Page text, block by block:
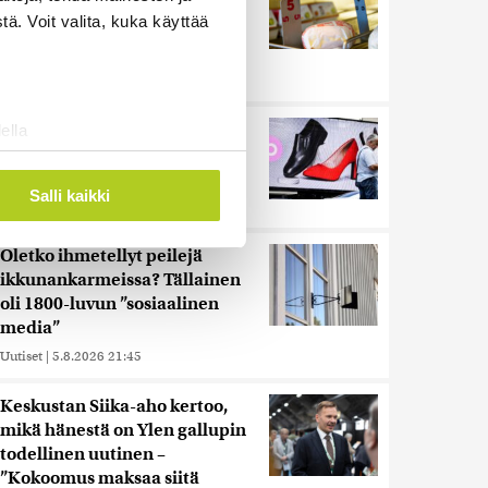
Voit valita, kuka käyttää
. Voit muuttaa
tukemiseen
alan
tietoja muihin tietoihin, joita
siirtää ulkomaille.
Salli kaikki
verisuonitauteihin, sanoo
Reuters: Ukraina on tuhonnut
yli miljoona neliömetriä
Uutiset | 7.8.2026 21:55
Oletko ihmetellyt peilejä
ikkunankarmeissa? Tällainen
oli 1800-luvun ”sosiaalinen
media”
Uutiset | 5.8.2026 21:45
Keskustan Siika-aho kertoo,
mikä hänestä on Ylen gallupin
todellinen uutinen –
”Kokoomus maksaa siitä